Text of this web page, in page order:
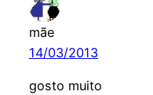
mãe
14/03/2013
gosto muito